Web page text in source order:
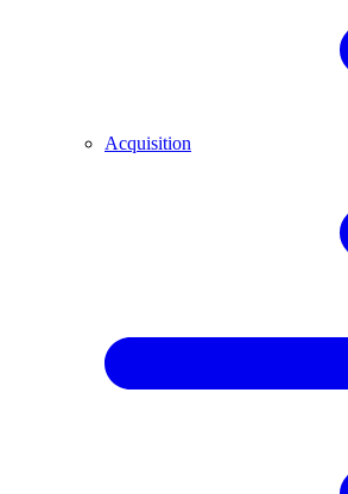
Acquisition